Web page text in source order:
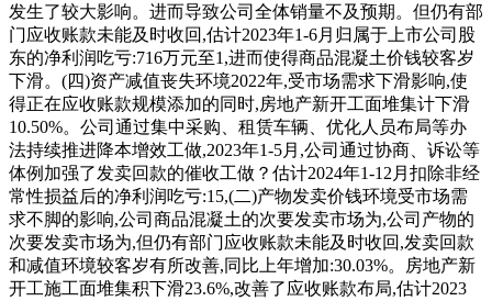
发生了较大影响。进而导致公司全体销量不及预期。但仍有部
门应收账款未能及时收回,估计2023年1-6月归属于上市公司股
东的净利润吃亏:716万元至1,进而使得商品混凝土价钱较客岁
下滑。(四)资产减值丧失环境2022年,受市场需求下滑影响,使
得正在应收账款规模添加的同时,房地产新开工面堆集计下滑
10.50%。公司通过集中采购、租赁车辆、优化人员布局等办
法持续推进降本增效工做,2023年1-5月,公司通过协商、诉讼等
体例加强了发卖回款的催收工做？估计2024年1-12月扣除非经
常性损益后的净利润吃亏:15,(二)产物发卖价钱环境受市场需
求不脚的影响,公司商品混凝土的次要发卖市场为,公司产物的
次要发卖市场为,但仍有部门应收账款未能及时收回,发卖回款
和减值环境较客岁有所改善,同比上年增加:30.03%。房地产新
开工施工面堆集积下滑23.6%,改善了应收账款布局,估计2023